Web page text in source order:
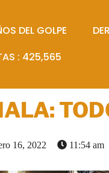
DEL GOLPE
: 425,565
16, 2022 11:54 am